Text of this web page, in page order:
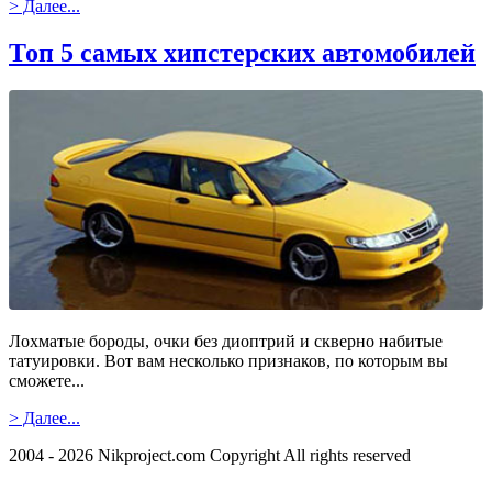
> Далее...
Топ 5 самых хипстерских автомобилей
Лохматые бороды, очки без диоптрий и скверно набитые
татуировки. Вот вам несколько признаков, по которым вы
сможете...
> Далее...
2004 - 2026 Nikproject.com Copyright All rights reserved